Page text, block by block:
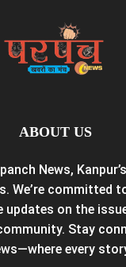
ABOUT US
News,
We’re committed
updates on the
Stay
every